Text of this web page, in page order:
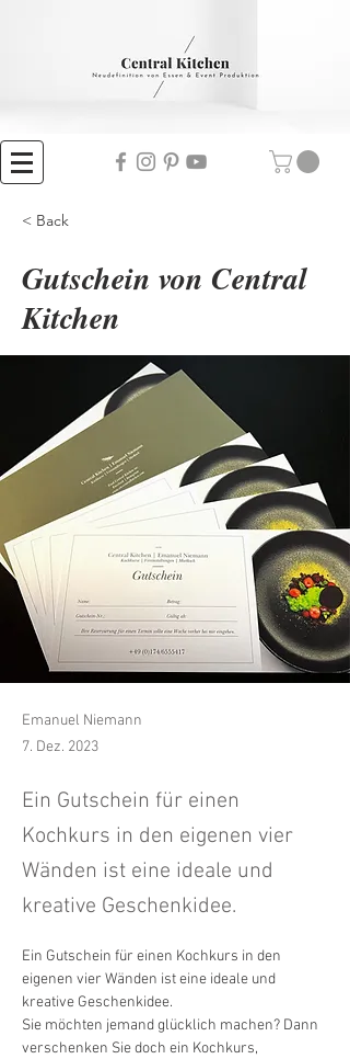
< Back
Gutschein von Central
Kitchen
Emanuel Niemann
7. Dez. 2023
Ein Gutschein für einen
Kochkurs in den eigenen vier
Wänden ist eine ideale und
kreative Geschenkidee.
Ein Gutschein für einen Kochkurs in den
eigenen vier Wänden ist eine ideale und
kreative Geschenkidee.
Sie möchten jemand glücklich machen? Dann
verschenken Sie doch ein Kochkurs,